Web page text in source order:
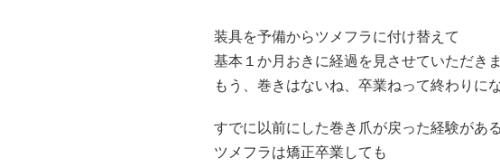
装具を予備からツメフラに付け替えて
基本１か月おきに経過を見させていただきま
もう、巻きはないね、卒業ねって終わりに
すでに以前にした巻き爪が戻った経験があ
ツメフラは矯正卒業しても